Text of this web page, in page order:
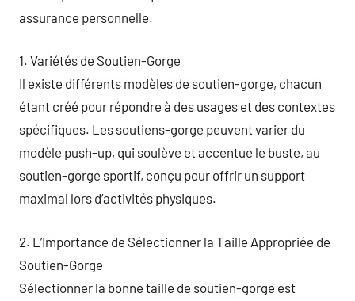
assurance personnelle.
1. Variétés de Soutien-Gorge
Il existe différents modèles de soutien-gorge, chacun
étant créé pour répondre à des usages et des contextes
spécifiques. Les soutiens-gorge peuvent varier du
modèle push-up, qui soulève et accentue le buste, au
soutien-gorge sportif, conçu pour offrir un support
maximal lors d’activités physiques.
2. L’Importance de Sélectionner la Taille Appropriée de
Soutien-Gorge
Sélectionner la bonne taille de soutien-gorge est